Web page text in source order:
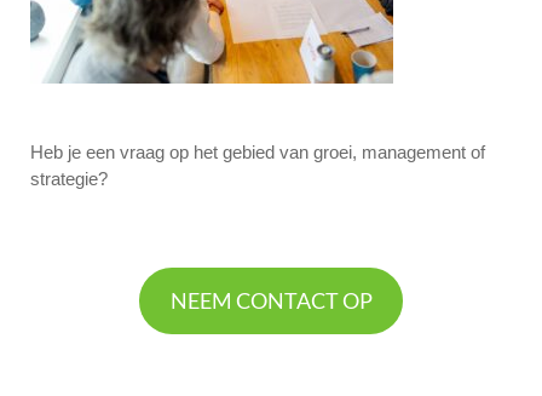
Heb je een vraag op het gebied van groei, management of
strategie?
NEEM CONTACT OP